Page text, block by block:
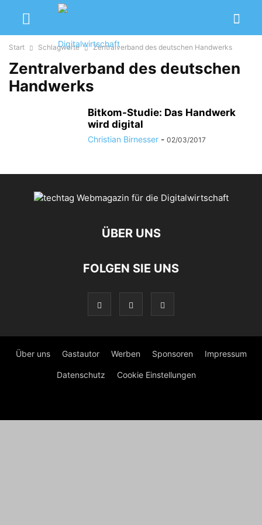
Start Schlagworte Zentralverband des deutschen Handwerks
Zentralverband des deutschen
Handwerks
Bitkom-Studie: Das Handwerk
wird digital
Christian Birnesser - 02/03/2017
ÜBER UNS
FOLGEN SIE UNS
Über uns Gastautor Werben Sponsoren Impressum
Datenschutz Cookie Einstellungen